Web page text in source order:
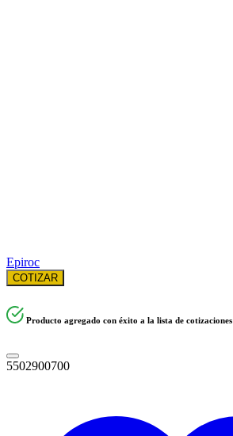
Epiroc
COTIZAR
Producto agregado con éxito a la lista de cotizaciones
5502900700